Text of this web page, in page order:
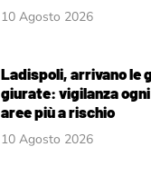
10 Agosto 2026
Ladispoli, arrivano le
giurate: vigilanza
aree più a rischio
10 Agosto 2026